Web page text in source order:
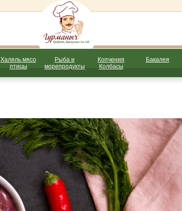
Халяль мясо
птицы
Рыба и
морепродукты
Копчения
Колбасы
Бакалея